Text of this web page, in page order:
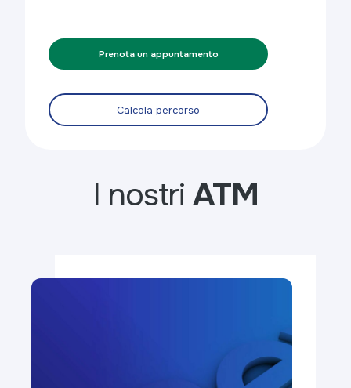
Prenota un appuntamento
Calcola percorso
I nostri ATM